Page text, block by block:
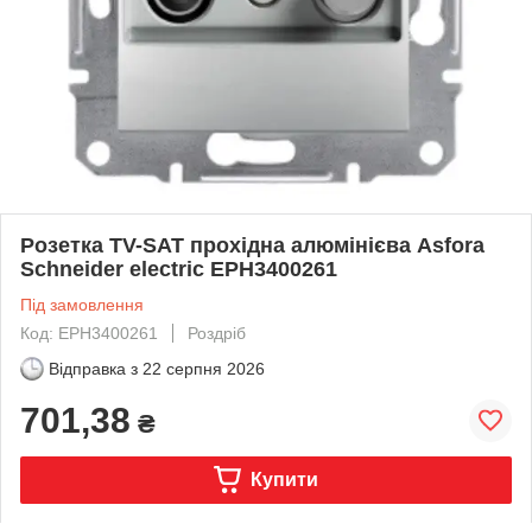
Розетка TV-SAT прохідна алюмінієва Asfora
Schneider еlectric EPH3400261
Під замовлення
Код: EPH3400261
Роздріб
Відправка з 22 серпня 2026
701,38 ₴
Купити